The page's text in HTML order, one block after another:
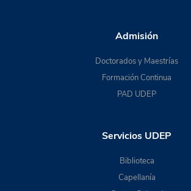
Admisión
Doctorados y Maestrías
Formación Continua
PAD UDEP
Servicios UDEP
Biblioteca
Capellanía